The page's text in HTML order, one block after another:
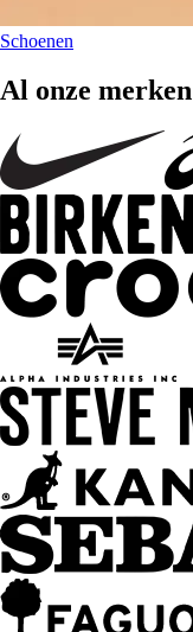
Schoenen
Al onze merken